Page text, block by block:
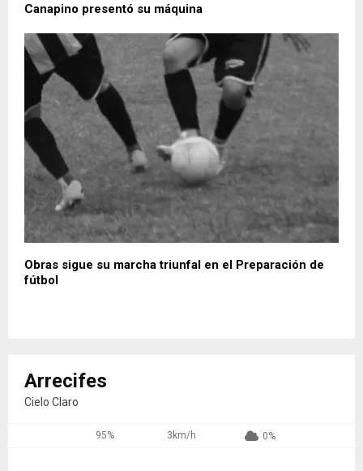
Canapino presentó su máquina
Obras sigue su marcha triunfal en el Preparación de
fútbol
Arrecifes
Cielo Claro
95% 3km/h 0%